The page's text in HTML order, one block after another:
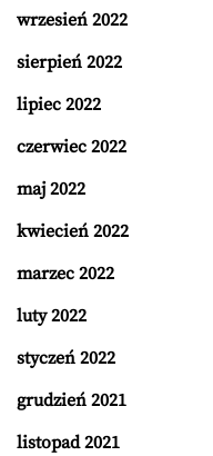
wrzesień 2022
sierpień 2022
lipiec 2022
czerwiec 2022
maj 2022
kwiecień 2022
marzec 2022
luty 2022
styczeń 2022
grudzień 2021
listopad 2021